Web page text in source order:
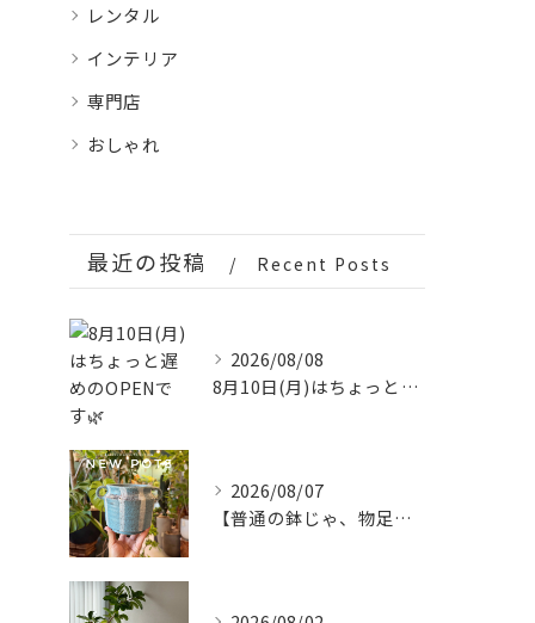
レンタル
インテリア
専門店
おしゃれ
最近の投稿 Recent Posts
2026/08/08
8月10日(月)はちょっと遅めのOPENです🌿
2026/08/07
【普通の鉢じゃ、物足りない。